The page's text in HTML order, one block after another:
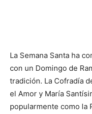
La Semana Santa ha
con un Domingo de
tradición. La Cofradía
el Amor y María
popularmente como la